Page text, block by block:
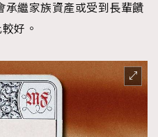
承繼家族資產或受到長輩饋
好。